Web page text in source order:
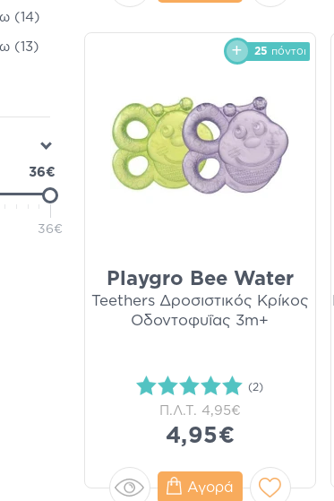
(14)
(13)
36€
36€
25 πόντοι
Playgro Bee Water
Teethers Δροσιστικός Κρίκος
Οδοντοφυΐας 3m+
(2)
Π.Λ.Τ. 4,95€
4,95€
Αγορά